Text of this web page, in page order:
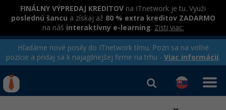
FINÁLNY VÝPREDAJ KREDITOV na ITnetwork je tu. Využi
poslednú šancu a získaj až 80 % extra kreditov ZADARMO
na náš interaktívny e-learning. Zisti viac:
Hľadáme nové posily do ITnetwork tímu. Pozri sa na voľné
pozície a pridaj sa k najagilnejšej firme na trhu - Viac informácií.